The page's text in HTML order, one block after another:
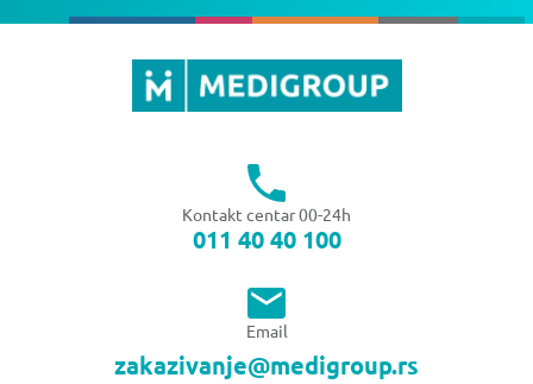
Kontakt centar 00-24h
011 40 40 100
Email
zakazivanje@medigroup.rs